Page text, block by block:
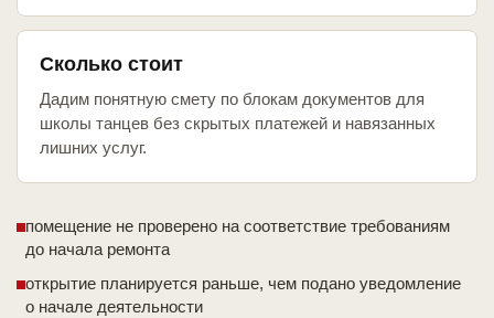
Сколько стоит
Дадим понятную смету по блокам документов для
школы танцев без скрытых платежей и навязанных
лишних услуг.
помещение не проверено на соответствие требованиям
до начала ремонта
открытие планируется раньше, чем подано уведомление
о начале деятельности